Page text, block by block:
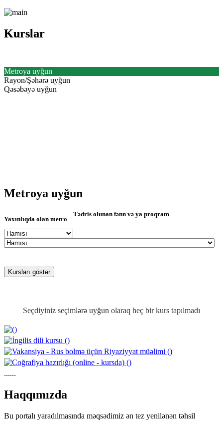
Kurslar
Kurslar
Metroya uyğun
Rayon/Şəhərə uyğun
Qəsəbəyə uyğun
Metroya uyğun
Yaxınlıqda olan metro
Tədris olunan fənn və ya proqram
Seçdiyiniz seçimlərə uyğun olaraq heç bir kurs tapılmadı
......
Haqqımızda
Bu portalı yaradılmasında məqsədimiz ən tez yenilənən təhsil